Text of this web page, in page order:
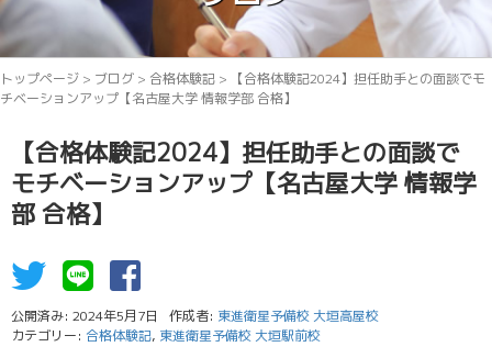
トップページ > ブログ > 合格体験記 >
【合格体験記2024】担任助手との面談でモ
チベーションアップ【名古屋大学 情報学部 合格】
【合格体験記2024】担任助手との面談で
モチベーションアップ【名古屋大学 情報学
部 合格】
公開済み: 2024年5月7日 作成者: 東進衛星予備校 大垣高屋校
カテゴリー: 合格体験記, 東進衛星予備校 大垣駅前校